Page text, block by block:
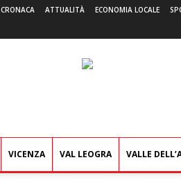
CRONACA ATTUALITÀ ECONOMIA LOCALE
VICENZA VAL LEOGRA VALLE